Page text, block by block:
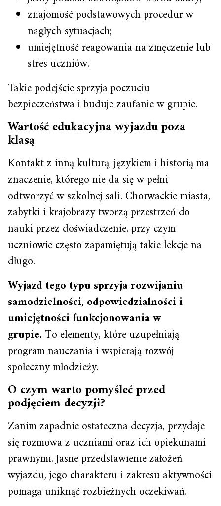
znajomość podstawowych procedur w
nagłych sytuacjach;
umiejętność reagowania na zmęczenie lub
stres uczniów.
Takie podejście sprzyja poczuciu
bezpieczeństwa i buduje zaufanie w grupie.
Wartość edukacyjna wyjazdu poza
klasą
Kontakt z inną kulturą, językiem i historią ma
znaczenie, którego nie da się w pełni
odtworzyć w szkolnej sali. Chorwackie miasta,
zabytki i krajobrazy tworzą przestrzeń do
nauki przez doświadczenie, przy czym
uczniowie często zapamiętują takie lekcje na
długo.
Wyjazd tego typu sprzyja rozwijaniu
samodzielności, odpowiedzialności i
umiejętności funkcjonowania w
grupie.To elementy, które uzupełniają
program nauczania i wspierają rozwój
społeczny młodzieży.
O czym warto pomyśleć przed
podjęciem decyzji?
Zanim zapadnie ostateczna decyzja, przydaje
się rozmowa z uczniami oraz ich opiekunami
prawnymi. Jasne przedstawienie założeń
wyjazdu, jego charakteru i zakresu aktywności
pomaga uniknąć rozbieżnych oczekiwań.